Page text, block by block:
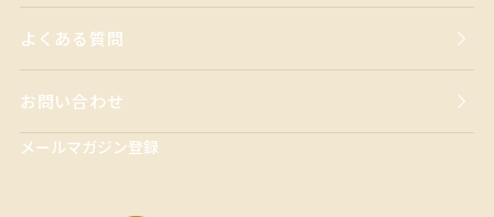
よくある質問
お問い合わせ
メールマガジン登録